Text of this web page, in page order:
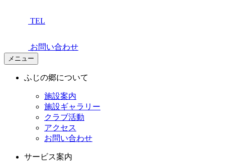
TEL
お問い合わせ
メニュー
ふじの郷について
施設案内
施設ギャラリー
クラブ活動
アクセス
お問い合わせ
サービス案内